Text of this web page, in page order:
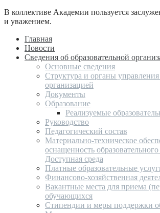
В коллективе Академии пользуется
и уважением.
Главная
Новости
Сведения об образовательной
Основные сведения
Структура и органы управления
организацией
Документы
Образование
Реализуемые
Руководство
Педагогический состав
Материально-техническое
оснащенность
Доступная среда
Платные образовательные
Финансово-хозяйственная
Вакантные места для приема
обучающихся
Стипендии и меры поддержки